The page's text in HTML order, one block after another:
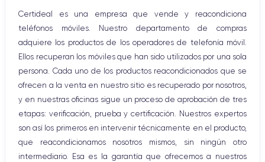
Botón Inicio
Bluetooth
WiFi
Red móvil
Vibración
Conector USB
Certideal es una empresa que vende y reacondiciona
teléfonos móviles. Nuestro departamento de compras
adquiere los productos de los operadores de telefonía móvil.
Ellos recuperan los móviles que han sido utilizados por una sola
persona. Cada uno de los productos reacondicionados que se
ofrecen a la venta en nuestro sitio es recuperado por nosotros,
y en nuestras oficinas sigue un proceso de aprobación de tres
etapas: verificación, prueba y certificación. Nuestros expertos
son así los primeros en intervenir técnicamente en el producto,
que reacondicionamos nosotros mismos, sin ningún otro
intermediario. Esa es la garantía que ofrecemos a nuestros